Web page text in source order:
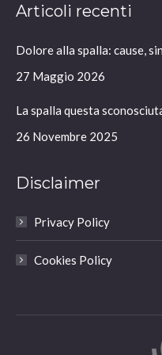
opens
new
window
opens
new
window
opens
new
window
opens
new
window
Articoli recenti
Dolore alla spalla: cause,
27 Maggio 2026
La spalla questa
26 Novembre 2025
Disclaimer
Privacy Policy
Cookies Policy